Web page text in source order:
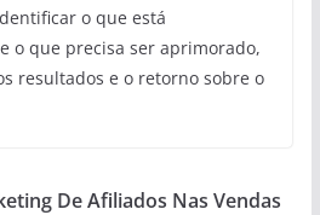
o que está
o que precisa ser aprimorado,
resultados e o retorno sobre o
De Afiliados Nas Vendas